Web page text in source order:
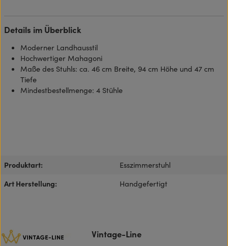
Details im Überblick
Moderner Landhausstil
Hochwertiger Mahagoni
Maße des Stuhls: ca. 46 cm Breite, 94 cm Höhe und 47 cm
Tiefe
Mindestbestellmenge: 4 Stühle
Produktart:
Esszimmerstuhl
Art Herstellung:
Handgefertigt
Vintage-Line